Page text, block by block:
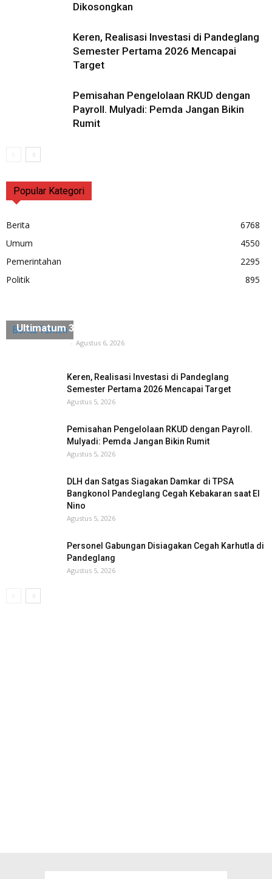
Dikosongkan
Keren, Realisasi Investasi di Pandeglang
Semester Pertama 2026 Mencapai
Target
Pemisahan Pengelolaan RKUD dengan
Payroll. Mulyadi: Pemda Jangan Bikin
Rumit
Popular Kategori
Berita
6768
Umum
4550
Pemerintahan
2295
Politik
895
Berita Terkini
Ultimatum 3×24 Jam Harus Dikosongkan
- Agustus 6, 2026
Keren, Realisasi Investasi di Pandeglang
Semester Pertama 2026 Mencapai Target
Agustus 5, 2026
Pemisahan Pengelolaan RKUD dengan Payroll.
Mulyadi: Pemda Jangan Bikin Rumit
Agustus 5, 2026
DLH dan Satgas Siagakan Damkar di TPSA
Bangkonol Pandeglang Cegah Kebakaran saat El
Nino
Agustus 5, 2026
Personel Gabungan Disiagakan Cegah Karhutla di
Pandeglang
Agustus 5, 2026